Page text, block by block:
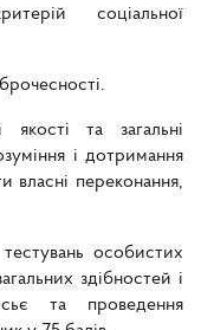
соціальної
якості та загальні
і дотримання
власні переконання,
особистих
здібностей і
та проведення